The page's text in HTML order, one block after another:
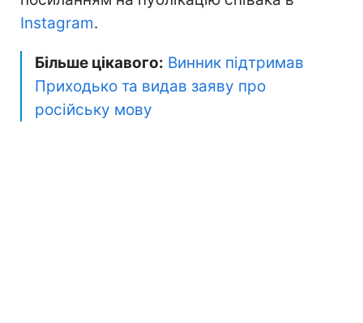
Instagram.
Більше цікавого: Винник підтримав
Приходько та видав заяву про
російську мову